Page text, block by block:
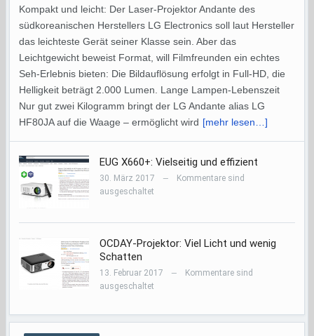
Kompakt und leicht: Der Laser-Projektor Andante des
südkoreanischen Herstellers LG Electronics soll laut Hersteller
das leichteste Gerät seiner Klasse sein. Aber das
Leichtgewicht beweist Format, will Filmfreunden ein echtes
Seh-Erlebnis bieten: Die Bildauflösung erfolgt in Full-HD, die
Helligkeit beträgt 2.000 Lumen. Lange Lampen-Lebenszeit
Nur gut zwei Kilogramm bringt der LG Andante alias LG
HF80JA auf die Waage – ermöglicht wird [mehr lesen…]
EUG X660+: Vielseitig und effizient
30. März 2017 —
Kommentare sind
ausgeschaltet
OCDAY-Projektor: Viel Licht und wenig
Schatten
13. Februar 2017 —
Kommentare sind
ausgeschaltet